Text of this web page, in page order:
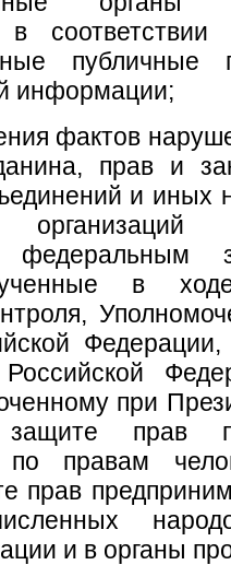
в
информации;
фактов
прав и
и иных
в
при
прав
по правам
прав
и в органы